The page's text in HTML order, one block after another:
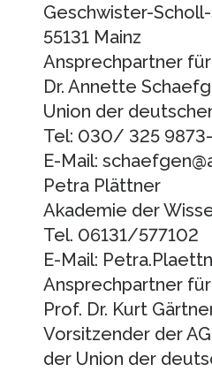
Geschwister-
55131 Mainz
Ansprechpartner
Dr. Annette
Union der
Tel: 030/ 325
E-Mail:
Petra Plättner
Akademie der
Tel. 06131/577102
E-Mail:
Ansprechpartner
Prof. Dr. Kurt
Vorsitzender der
der Union der